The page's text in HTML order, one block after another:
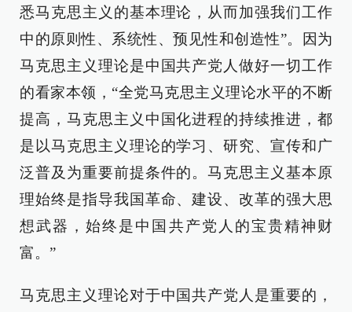
悉马克思主义的基本理论，从而加强我们工作
中的原则性、系统性、预见性和创造性”。因为
马克思主义理论是中国共产党人做好一切工作
的看家本领，“全党马克思主义理论水平的不断
提高，马克思主义中国化进程的持续推进，都
是以马克思主义理论的学习、研究、宣传和广
泛普及为重要前提条件的。马克思主义基本原
理始终是指导我国革命、建设、改革的强大思
想武器，始终是中国共产党人的宝贵精神财
富。”
马克思主义理论对于中国共产党人是重要的，